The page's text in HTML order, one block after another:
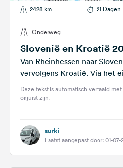
2428 km 21 Dagen
Onderweg
Slovenië en Kroatië
Van Rheinhessen naar
vervolgens Kroatië. Via het
eiland Pag. Diverse
gepland. Let...
Deze tekst is automatisch vertaald
onjuist zijn.
surki
Laatst aangepast door: 01-07-